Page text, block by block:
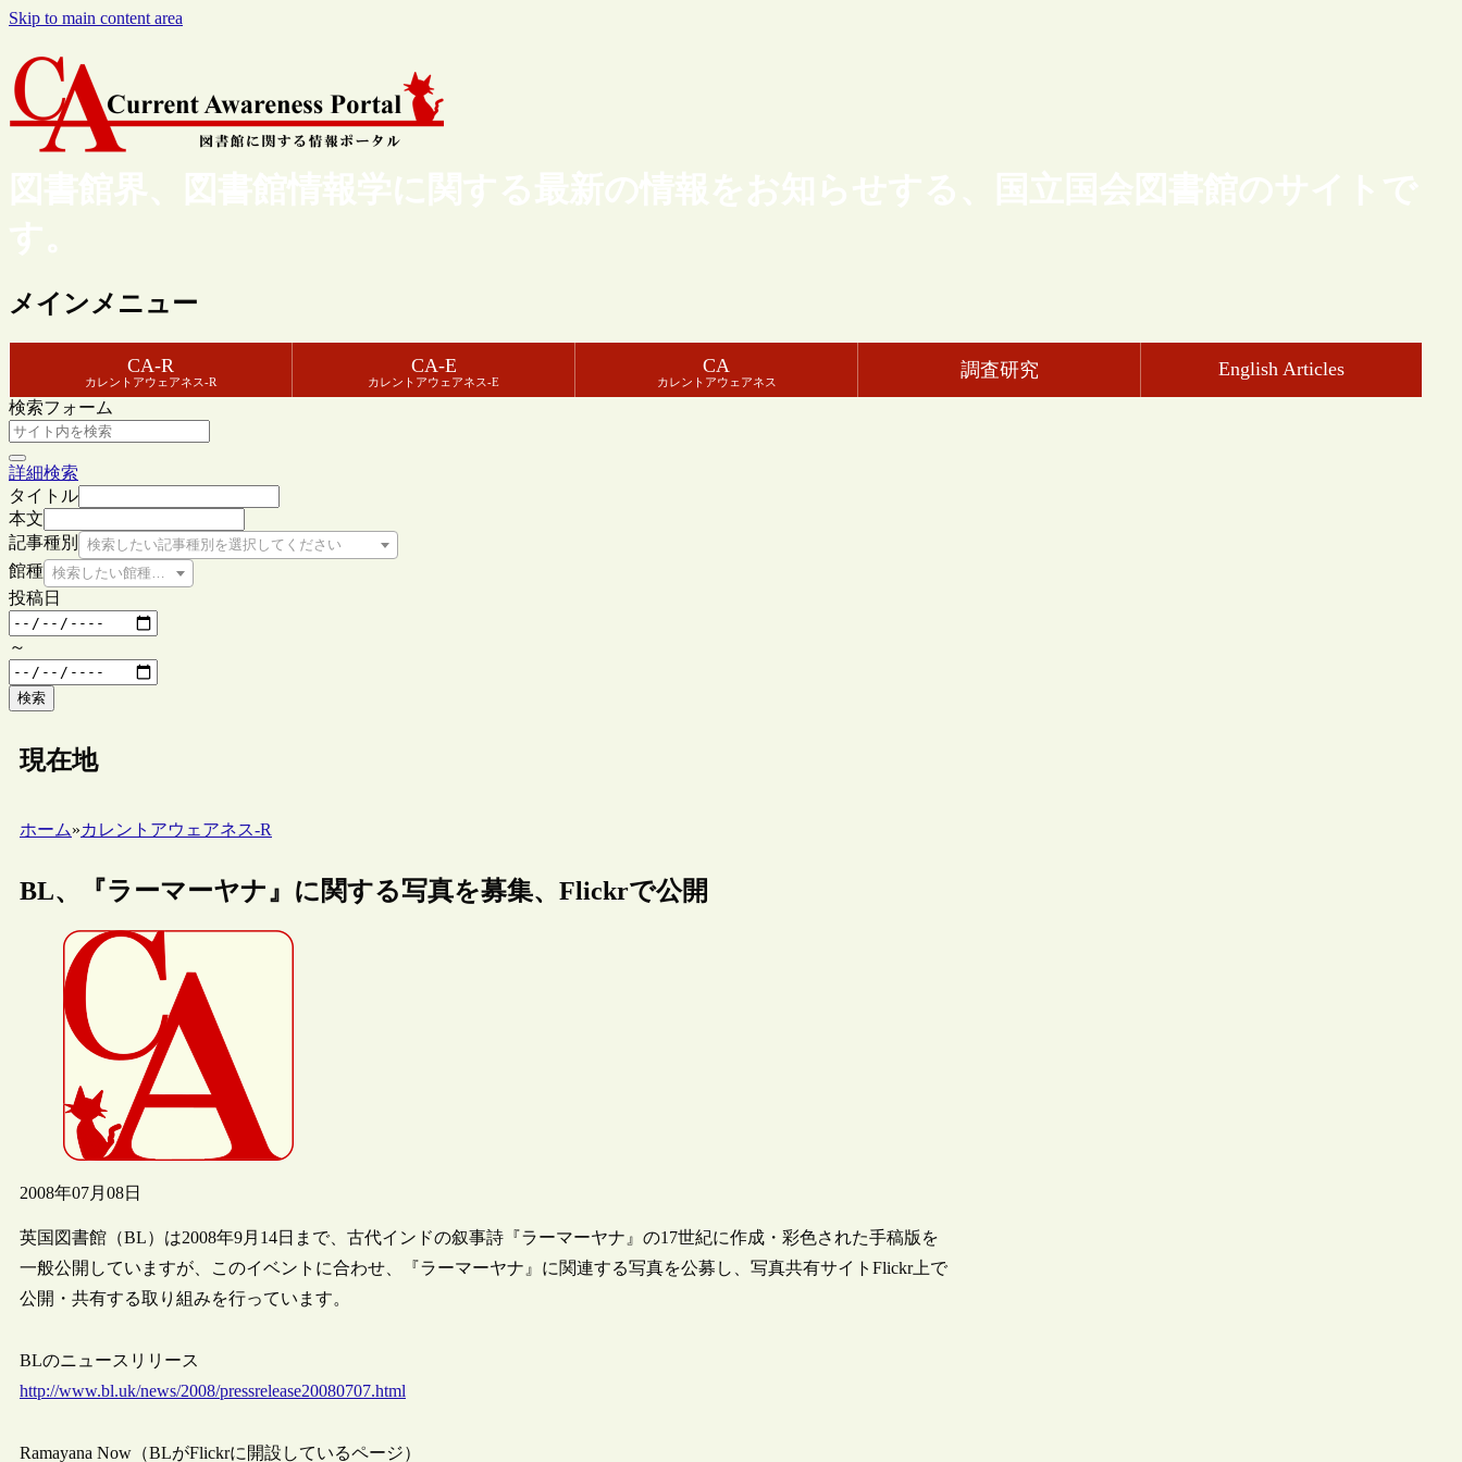
Skip to main content area
図書館界、図書館情報学に関する最新の情報をお知らせする、国立国会図書館のサイトで
す。
メインメニュー
CA-R
カレントアウェアネス-R
CA-E
カレントアウェアネス-E
CA
カレントアウェアネス
調査研究 English Articles
検索フォーム
詳細検索
タイトル
本文
記事種別
検索したい記事種別を選択してください
館種 検索したい館種を選択してください
投稿日
～
検索
現在地
ホーム»カレントアウェアネス-R
BL、『ラーマーヤナ』に関する写真を募集、Flickrで公開
2008年07月08日
英国図書館（BL）は2008年9月14日まで、古代インドの叙事詩『ラーマーヤナ』の17世紀に作成・彩色された手稿版を
一般公開していますが、このイベントに合わせ、『ラーマーヤナ』に関連する写真を公募し、写真共有サイトFlickr上で
公開・共有する取り組みを行っています。
BLのニュースリリース
http://www.bl.uk/news/2008/pressrelease20080707.html
Ramayana Now（BLがFlickrに開設しているページ）